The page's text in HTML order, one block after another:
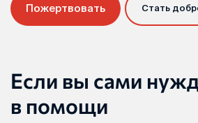
Пожертвовать Стать
Если вы сами
в помощи